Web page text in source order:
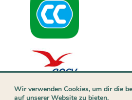
Wir verwenden Cookies, um dir die
auf unserer Website zu bieten.